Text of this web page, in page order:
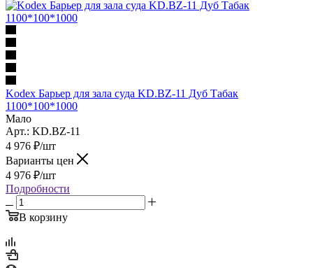
Kodex Барьер для зала суда KD.BZ-11 Дуб Табак
1100*100*1000
Мало
Арт.: KD.BZ-11
4 976 ₽/шт
Варианты цен
4 976 ₽/шт
Подробности
В корзину